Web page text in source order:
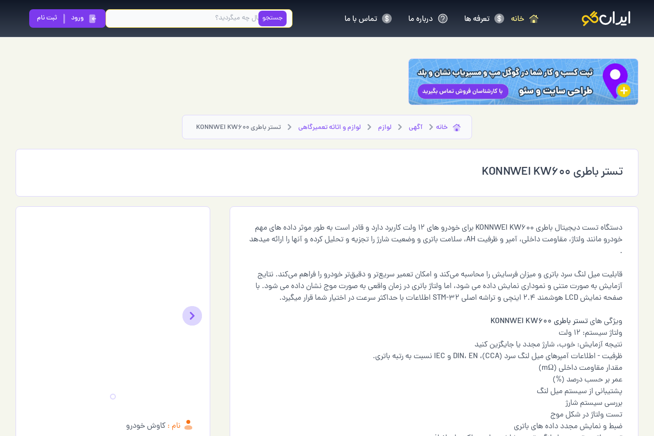
جستجو ورود ثبت نام خانه تعرفه ها درباره ما تماس با ما
خانه آگهی لوازم لوازم و اثاثه تعميرگاهي تستر باطری KONNWEI KW600
تستر باطری KONNWEI KW600
دستگاه تست دیجیتال باطری KONNWEI KW600 برای خودرو های 12 ولت کاربرد دارد و قادر است به طور موثر داده های مهم
خودرو مانند ولتاژ، مقاومت داخلی، آمپر و ظرفیت AH، سلامت باتری و وضعیت شارژ را تجزیه و تحلیل کرده و آنها را ارائه میدهد
.
قابلیت میل لنگ سرد باتری و میزان فرسایش را محاسبه می‌کند و امکان تعمیر سریع‌تر و دقیق‌تر خودرو را فراهم می‌کند. نتایج
آزمایش به صورت متنی و نموداری نمایش داده می شود، اما ولتاژ باتری در زمان واقعی به صورت موج نشان داده می شود. با
صفحه نمایش LCD هوشمند 2.4 اینچی و تراشه اصلی STM-32 اطلاعات با حداکثر سرعت در اختیار شما قرار میگیرد.
ویژگی هایتستر باطری KONNWEI KW600
ولتاژ سیستم: 12 ولت
نتیجه آزمایش: خوب، شارژ مجدد یا جایگزین کنید
ظرفیت - اطلاعات آمپرهای میل لنگ سرد (CCA)، DIN، EN و IEC نسبت به رتبه باتری.
مقدار مقاومت داخلی (mΩ)
عمر بر حسب درصد (%)
پشتیبانی از سیستم میل لنگ
بررسی سیستم شارژ
تست ولتاژ در شکل موج
ضبط و نمایش مجدد داده های باتری
Previous
Next
نام : کاوش خودرو